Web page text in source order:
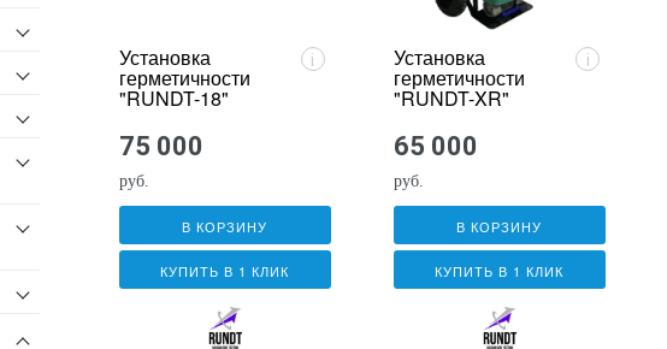
Установка
герметичности
"RUNDT-18"
i
75 000
руб.
В КОРЗИНУ
КУПИТЬ В 1 КЛИК
Установка
герметичности
"RUNDT-XR"
i
65 000
руб.
В КОРЗИНУ
КУПИТЬ В 1 КЛИК